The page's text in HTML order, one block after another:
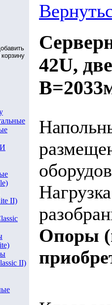
II)
II)
42U,
Опоры